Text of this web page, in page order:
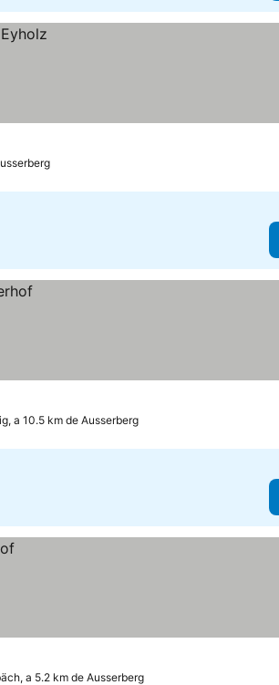
a 10.5 km de Ausserberg
a 5.2 km de Ausserberg